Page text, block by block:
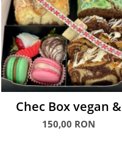
Chec Box vegan &
non-vegan, cu
150,00 RON